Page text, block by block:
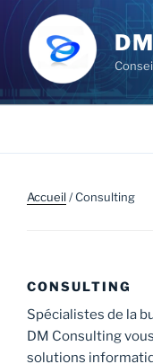
Aller
au
contenu
principal
Accueil/ Consulting
CONSULTING
Spécialistes de la
DM Consulting
solutions